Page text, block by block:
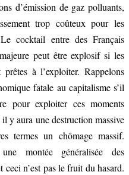
d’émission de gaz polluants,
trop coûteux pour les
cocktail entre des Français
peut être explosif si les
à l’exploiter. Rappelons
fatale au capitalisme s’il
pour exploiter ces moments
y aura une destruction massive
termes un chômage massif.
montée généralisée des
ceci n’est pas le fruit du hasard.